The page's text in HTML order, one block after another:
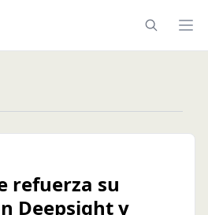
refuerza su
Deepsight y